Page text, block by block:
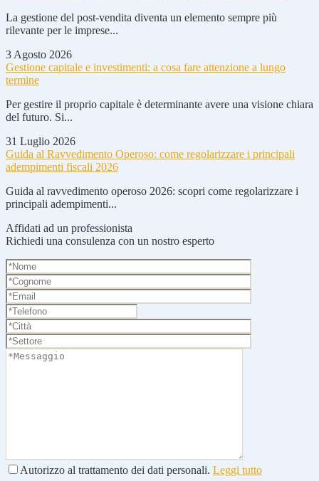
La gestione del post-vendita diventa un elemento sempre più
rilevante per le imprese...
3 Agosto 2026
Gestione capitale e investimenti: a cosa fare attenzione a lungo
termine
Per gestire il proprio capitale è determinante avere una visione chiara
del futuro. Si...
31 Luglio 2026
Guida al Ravvedimento Operoso: come regolarizzare i principali
adempimenti fiscali 2026
Guida al ravvedimento operoso 2026: scopri come regolarizzare i
principali adempimenti...
Affidati ad un professionista
Richiedi una consulenza con un nostro esperto
Autorizzo al trattamento dei dati personali. Leggi tutto